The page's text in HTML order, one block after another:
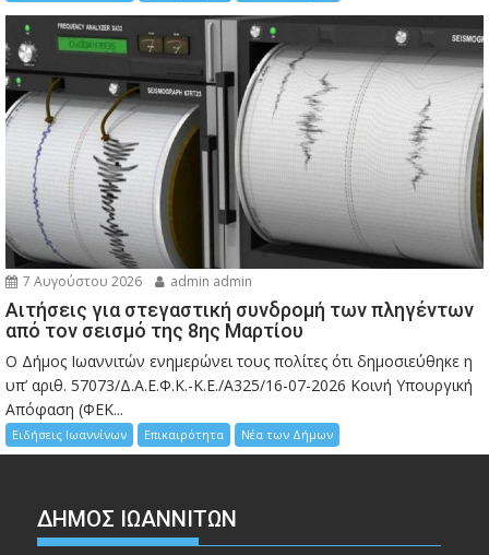
7 Αυγούστου 2026 admin admin
Αιτήσεις για στεγαστική συνδρομή των πληγέντων
από τον σεισμό της 8ης Μαρτίου
Ο Δήμος Ιωαννιτών ενημερώνει τους πολίτες ότι δημοσιεύθηκε η
υπ’ αριθ. 57073/Δ.Α.Ε.Φ.Κ.-Κ.Ε./Α325/16-07-2026 Κοινή Υπουργική
Απόφαση (ΦΕΚ...
Ειδήσεις Ιωαννίνων Επικαιρότητα Νέα των Δήμων
ΔΗΜΟΣ ΙΩΑΝΝΙΤΩΝ